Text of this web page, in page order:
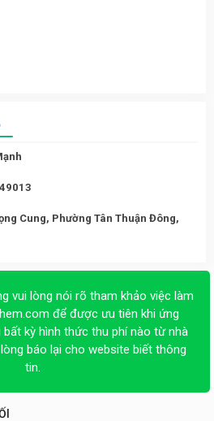
Cung, Phường Tân Thuận Đông,
vui lòng nói rõ tham khảo việc làm
để được ưu tiên khi ứng
kỳ hình thức thu phí nào từ nhà
báo lại cho website biết thông
tin.